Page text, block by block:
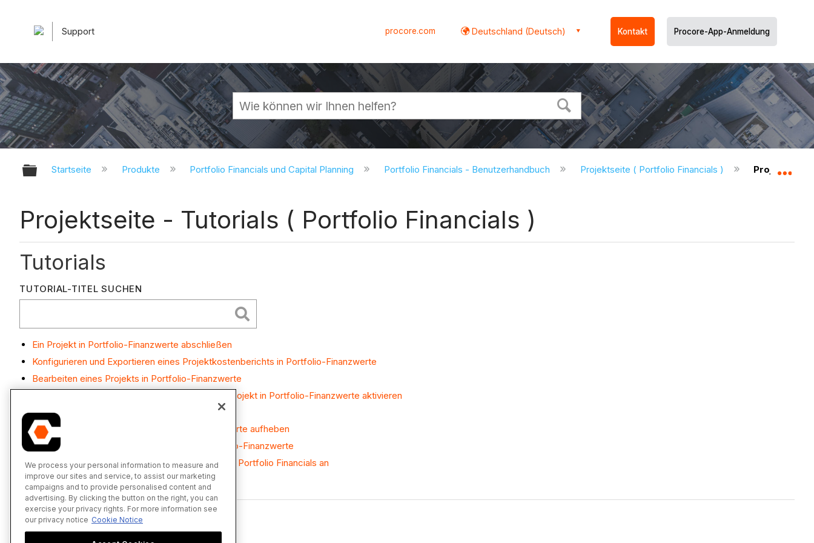
Support procore.com Deutschland (Deutsch) Kontakt Procore-App-Anmeldung
Globale Hierarchie auf- und zuklappen
Startseite Produkte Portfolio Financials und Capital Planning Portfolio Financials - Benutzerhandbuch Projektseite ( Portfolio Financials ) Projektseite
Projektseite - Tutorials ( Portfolio Financials )
Tutorials
TUTORIAL-TITEL SUCHEN
Ein Projekt in Portfolio-Finanzwerte abschließen
Konfigurieren und Exportieren eines Projektkostenberichts in Portfolio-Finanzwerte
Bearbeiten eines Projekts in Portfolio-Finanzwerte
Rückstellung für Mieterverbesserungen für ein Projekt in Portfolio-Finanzwerte aktivieren
Lieferanten in Portfolio-Finanzwerte beurteilen
Archivierung eines Projekts in Portfolio-Finanzwerte aufheben
Aktualisieren der Phase eines Projekts in Portfolio-Finanzwerte
Zeigen Sie den Kommentar- und Aktivitätsfeed in Portfolio Financials an
We process your personal information to measure and
improve our sites and service, to assist our marketing
campaigns and to provide personalised content and
advertising. By clicking the button on the right, you can
exercise your privacy rights. For more information see
our privacy notice Cookie Notice